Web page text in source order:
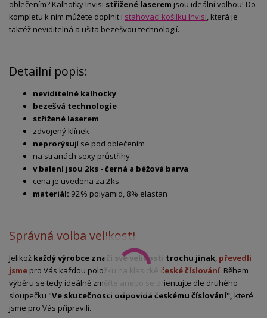
oblečením? Kalhotky Invisi střižené laserem jsou ideální volbou! Do
kompletu k nim můžete doplnit i stahovací košilku Invisi, která je
taktéž neviditelná a ušita bezešvou technologií.
Detailní popis:
neviditelné kalhotky
bezešvá technologie
střižené laserem
zdvojený klínek
neprorýsují se pod oblečením
na stranách sexy průstřihy
v balení jsou 2ks - černá a béžová barva
cena je uvedena za 2ks
materiál: 92% polyamid, 8% elastan
Správná volba velikosti
Jelikož každý výrobce značí své velikosti trochu jinak, převedli
jsme pro Vás každou položku na klasické české číslování. Během
výběru se tedy ideálně změřte anebo se orientujte dle druhého
sloupečku "Ve skutečnosti odpovídá českému číslování", které
jsme pro Vás připravili.